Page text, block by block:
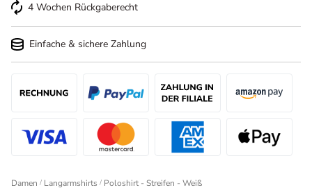
4 Wochen Rückgaberecht
Einfache & sichere Zahlung
Damen / Langarmshirts Poloshirt - Streifen - Weiß